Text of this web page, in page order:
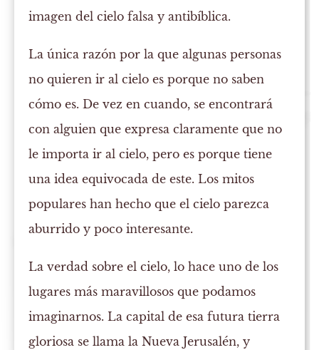
imagen del cielo falsa y antibíblica.
La única razón por la que algunas personas
no quieren ir al cielo es porque no saben
cómo es. De vez en cuando, se encontrará
con alguien que expresa claramente que no
le importa ir al cielo, pero es porque tiene
una idea equivocada de este. Los mitos
populares han hecho que el cielo parezca
aburrido y poco interesante.
La verdad sobre el cielo, lo hace uno de los
lugares más maravillosos que podamos
imaginarnos. La capital de esa futura tierra
gloriosa se llama la Nueva Jerusalén, y